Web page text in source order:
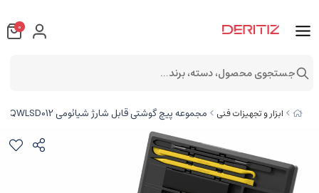
ابزار و تجهیزات فنی مجموعه پیچ گوشتی قابل شارژ شیائومی Xiaomi Hoto Precision Screwdriver Kit Pro QWLSD012
0
جستجوی محصول، دسته، برند...